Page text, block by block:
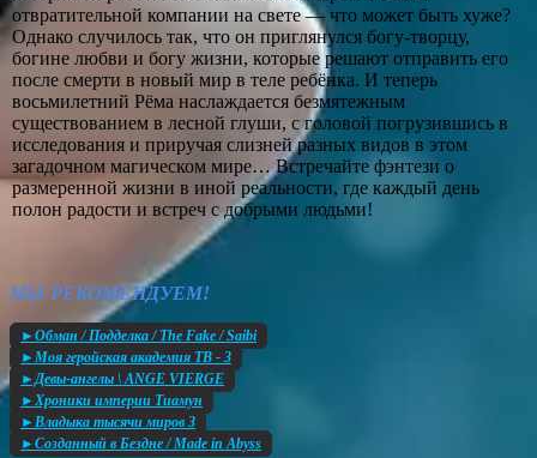
отвратительной компании на свете — что может быть хуже?
Однако случилось так, что он приглянулся богу-творцу,
богине любви и богу жизни, которые решают отправить его
после смерти в новый мир в теле ребёнка. И теперь
восьмилетний Рёма наслаждается безмятежным
существованием в лесной глуши, с головой погрузившись в
исследования и приручая слизней разных видов в этом
загадочном магическом мире… Встречайте фэнтези о
размеренной жизни в иной реальности, где каждый день
полон радости и встреч с добрыми людьми!
МЫ РЕКОМЕНДУЕМ!
►Обман / Подделка / The Fake / Saibi
►Моя геройская академия ТВ - 3
►Девы-ангелы \ ANGE VIERGE
►Хроники империи Тиамун
►Владыка тысячи миров 3
►Созданный в Бездне / Made in Abyss